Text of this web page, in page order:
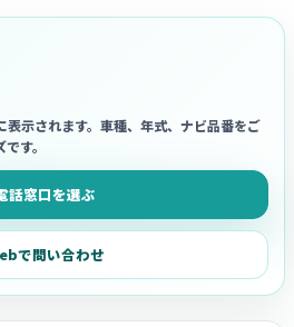
示されます。車種、年式、ナビ品番をご
す。
話窓口を選ぶ
で問い合わせ